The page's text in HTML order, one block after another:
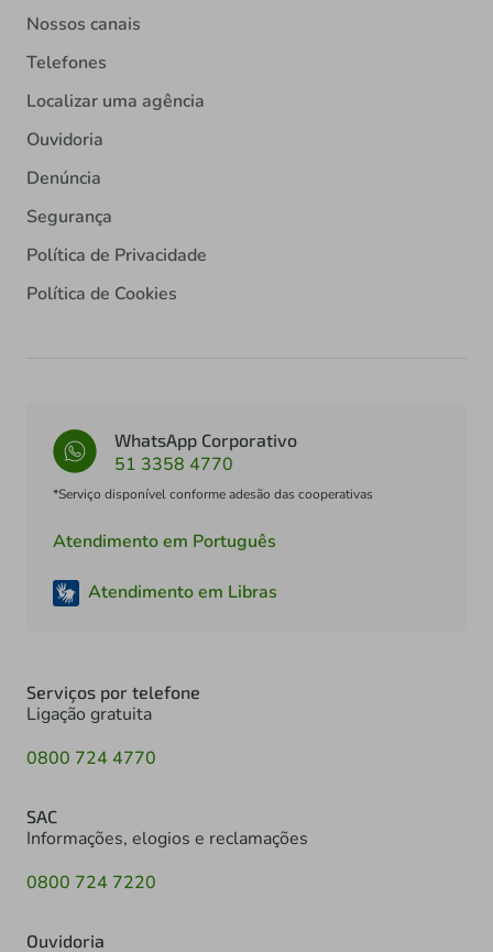
Nossos canais
Telefones
Localizar uma agência
Ouvidoria
Denúncia
Segurança
Política de Privacidade
Política de Cookies
WhatsApp Corporativo
51 3358 4770
*Serviço disponível conforme adesão das cooperativas
Atendimento em Português
Atendimento em Libras
Serviços por telefone
Ligação gratuita
0800 724 4770
SAC
Informações, elogios e reclamações
0800 724 7220
Ouvidoria